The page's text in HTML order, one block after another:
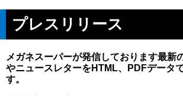
プレスリリース
メガネスーパーが発信しております最新
やニュースレターをHTML、PDFデータ
す。